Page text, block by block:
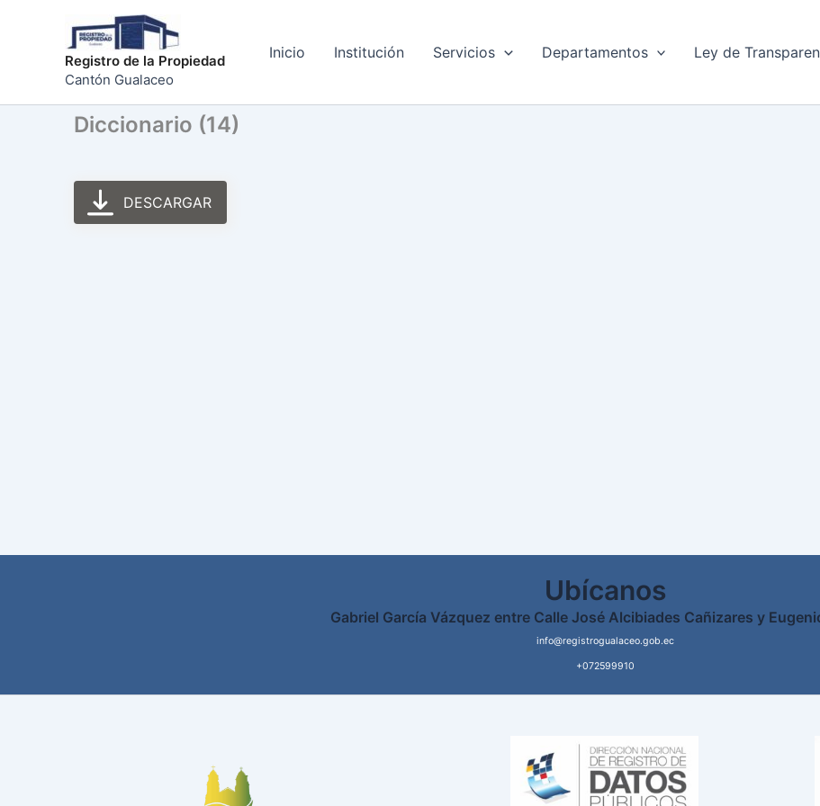
contenidoRegistro de la Propiedad
Cantón Gualaceo
Inicio Institución Servicios Departamentos Ley de
Diccionario (14)
DESCARGAR
Ubícanos
Gabriel García Vázquez entre Calle José Alcibiades Cañizares y
info@registrogualaceo.gob.ec
+072599910